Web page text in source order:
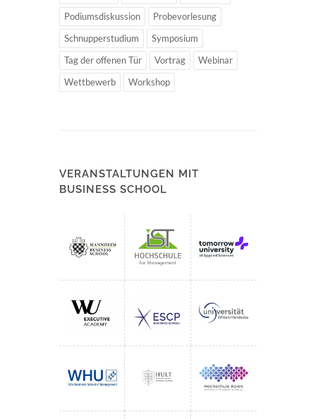
Podiumsdiskussion
Probevorlesung
Schnupperstudium
Symposium
Tag der offenen Tür
Vortrag
Webinar
Wettbewerb
Workshop
VERANSTALTUNGEN MIT
BUSINESS SCHOOL